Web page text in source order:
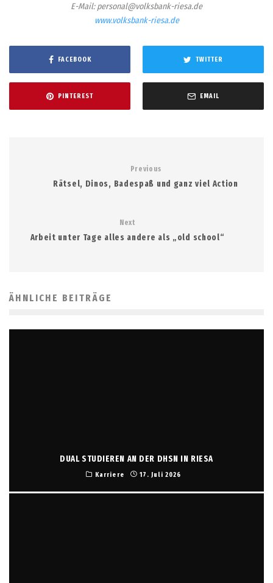
E-Mail: personal@volksbank-riesa.de
www.volksbank-riesa.de
FACEBOOK TWITTER
PINTEREST EMAIL
Previous
Rätsel, Dinos, Badespaß und ganz viel Action
Next
Arbeit unter Tage alles andere als „old school“
ÄHNLICHE BEITRÄGE
DUAL STUDIEREN AN DER DHSN IN RIESA
Karriere 17. Juli 2026